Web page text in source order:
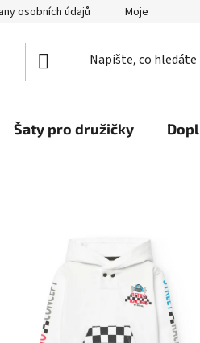
osobních údajů Moje objednávka
Šaty pro družičky